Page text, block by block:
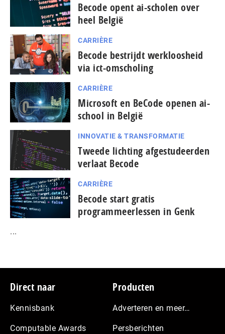
Becode opent ai-scholen over
heel België
CARRIÈRE
Becode bestrijdt werkloosheid
via ict-omscholing
CARRIÈRE
Microsoft en BeCode openen ai-
school in België
INNOVATIE & TRANSFORMATIE
Tweede lichting afgestudeerden
verlaat Becode
CARRIÈRE
Becode start gratis
programmeerlessen in Genk
...
Footer
Direct naar
Kennisbank
Computable Awards
Producten
Adverteren en meer…
Persberichten